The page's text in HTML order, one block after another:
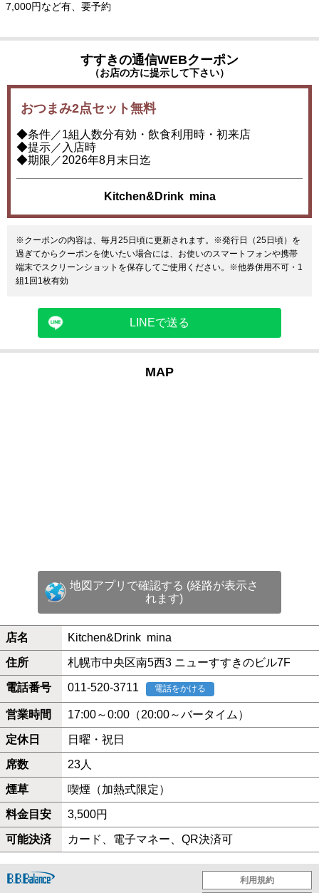
7,000円など有、要予約
すすきの通信WEBクーポン
（お店の方に提示して下さい）
おつまみ2点セット無料
◆条件／1組人数分有効・飲食利用時・初来店
◆提示／入店時
◆期限／2026年8月末日迄
Kitchen&Drink mina
※クーポンの内容は、毎月25日頃に更新されます。※発行日（25日頃）を
過ぎてからクーポンを使いたい場合には、お使いのスマートフォンや携帯
端末でスクリーンショットを保存してご使用ください。※他券併用不可・1
組1回1枚有効
LINEで送る
MAP
地図アプリで確認する (経路が表示さ
れます)
店名 Kitchen&Drink mina
住所 札幌市中央区南5西3 ニューすすきのビル7F
電話番号 011-520-3711 電話をかける
営業時間 17:00～0:00（20:00～バータイム）
定休日 日曜・祝日
席数 23人
煙草 喫煙（加熱式限定）
料金目安 3,500円
可能決済 カード、電子マネー、QR決済可
利用規約